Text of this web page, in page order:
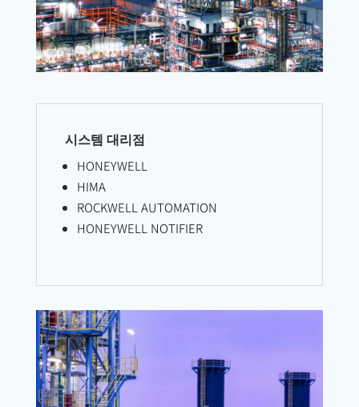
시스템 대리점
HONEYWELL
HIMA
ROCKWELL AUTOMATION
HONEYWELL NOTIFIER